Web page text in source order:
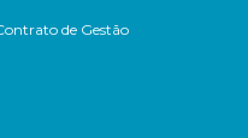
de Gestão